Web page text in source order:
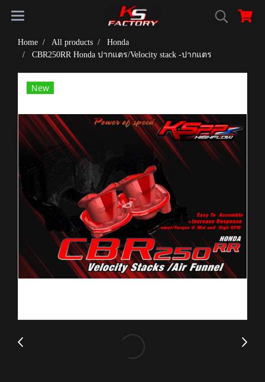
Home All products
Honda
CBR250RR Honda ปากแตร/Velocity stack -ปากแตร
New